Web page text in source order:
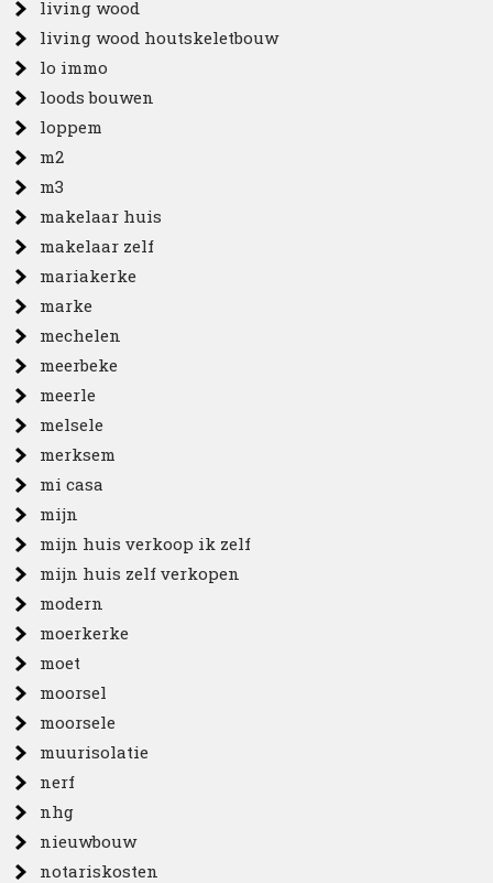
living wood
living wood houtskeletbouw
lo immo
loods bouwen
loppem
m2
m3
makelaar huis
makelaar zelf
mariakerke
marke
mechelen
meerbeke
meerle
melsele
merksem
mi casa
mijn
mijn huis verkoop ik zelf
mijn huis zelf verkopen
modern
moerkerke
moet
moorsel
moorsele
muurisolatie
nerf
nhg
nieuwbouw
notariskosten